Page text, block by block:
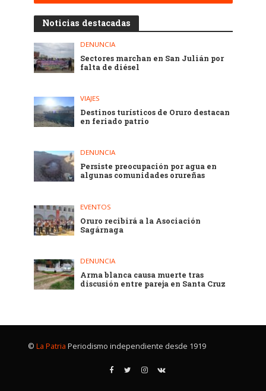
Noticias destacadas
DENUNCIA
Sectores marchan en San Julián por
falta de diésel
VIAJES
Destinos turísticos de Oruro destacan
en feriado patrio
DENUNCIA
Persiste preocupación por agua en
algunas comunidades orureñas
EVENTOS
Oruro recibirá a la Asociación
Sagárnaga
DENUNCIA
Arma blanca causa muerte tras
discusión entre pareja en Santa Cruz
© La Patria Periodismo independiente desde 1919